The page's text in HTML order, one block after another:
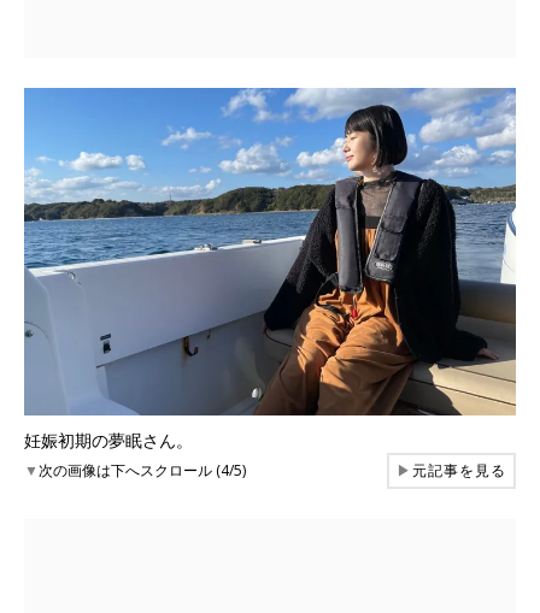
妊娠初期の夢眠さん。
▼次の画像は下へスクロール (4/5) ▶元記事を見る